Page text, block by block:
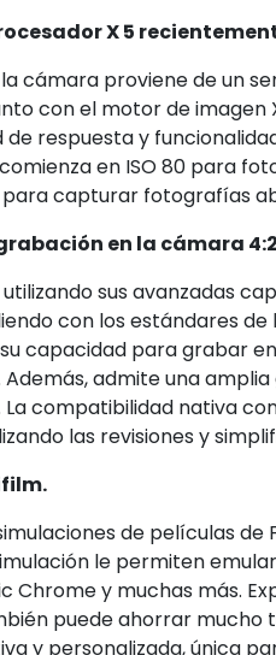
X 5
proviene de un
con el motor de imagen
respuesta y
en ISO 80 para
para capturar fotografías
en la cámara
utilizando sus avanzadas
con los estándares
capacidad para grabar
admite una
La compatibilidad nativa
las revisiones y
de películas de
le permiten
Chrome y muchas más.
puede ahorrar
y personalizada, única